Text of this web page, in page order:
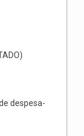
despesa-